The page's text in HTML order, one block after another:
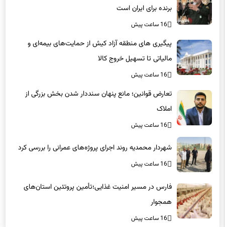
برنده برای ایران است
16 ساعت پیش
پیگیری های منطقه آزاد کیش از حمایت‌های بیمه‌ای و
مالیاتی تا تسهیل خروج کالا
16 ساعت پیش
تعارض قوانین؛ مانع پنهان سنددار شدن بخش بزرگی از
املاک
16 ساعت پیش
شهردار محمدیه روند اجرای پروژه‌های عمرانی را بررسی کرد
16 ساعت پیش
فارس در مسیر امنیت غذایی؛تأمین‌ پروتئین استان‌های
همجوار
16 ساعت پیش